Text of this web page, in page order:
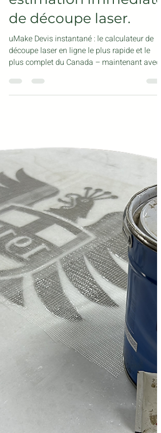
instantané en ligne -
Téléchargez vos
fichiers CAO et
obtenez une
estimation immédiate
plus complet du Canada – maintenant avec
les frais d’expédition en direct Téléchargez
votre fichier CAO et obtenez en quelques
secondes un devis complet et immédiat pour
la découpe laser. Sans e-mails. Sans attente.
Notre moteur de devis instantané,
entièrement interne, analyse vos fichiers DXF,
Ai, SVG ou CAO natifs dès leur dépôt sur
uMake.ca . Il calcule instantanément le
temps de dé